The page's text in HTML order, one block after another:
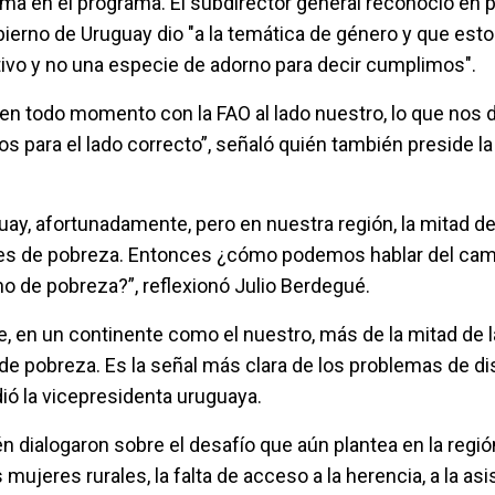
de Uruguay dio "a la temática de género y que
y no una especie de adorno para decir cumplimos".
todo momento con la FAO al lado nuestro, lo que nos
para el lado correcto”, señaló quién también preside
afortunadamente, pero en nuestra región, la mitad
de pobreza. Entonces ¿cómo podemos hablar del
de pobreza?”, reflexionó Julio Berdegué.
en un continente como el nuestro, más de la mitad de
pobreza. Es la señal más clara de los problemas de
la vicepresidenta uruguaya.
dialogaron sobre el desafío que aún plantea en la
mujeres rurales, la falta de acceso a la herencia, a la